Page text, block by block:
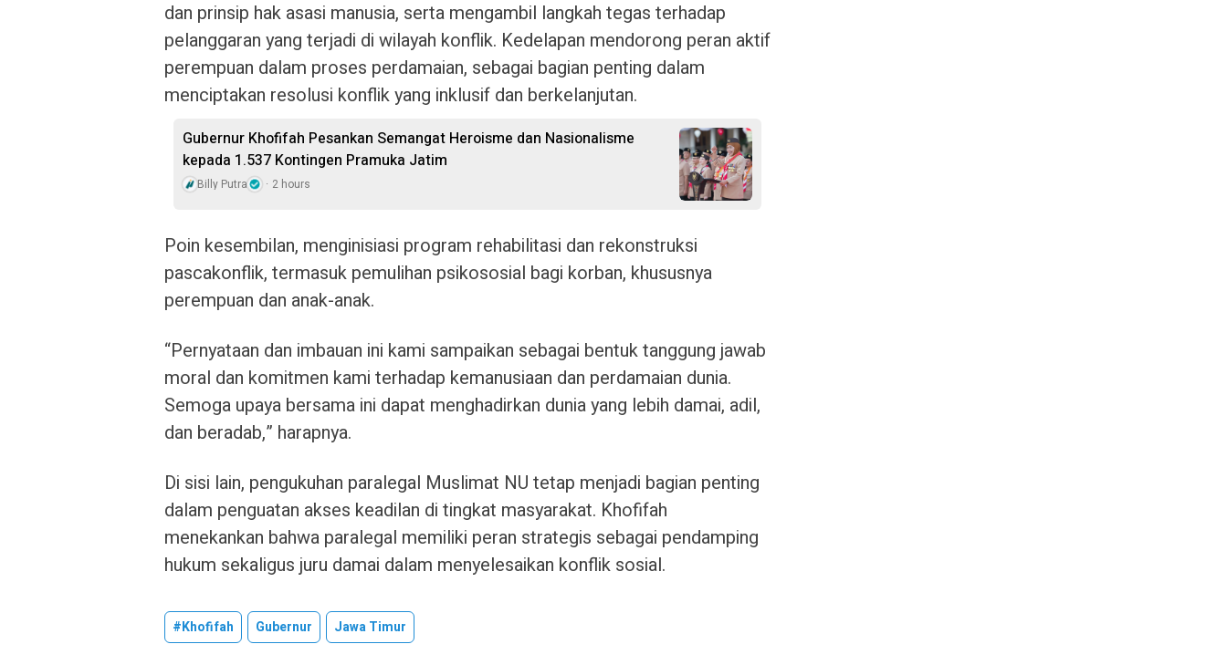
dan prinsip hak asasi manusia, serta mengambil langkah tegas terhadap
pelanggaran yang terjadi di wilayah konflik. Kedelapan mendorong peran aktif
perempuan dalam proses perdamaian, sebagai bagian penting dalam
menciptakan resolusi konflik yang inklusif dan berkelanjutan.
Gubernur Khofifah Pesankan Semangat Heroisme dan Nasionalisme
kepada 1.537 Kontingen Pramuka Jatim
Billy Putra 2 hours
Poin kesembilan, menginisiasi program rehabilitasi dan rekonstruksi
pascakonflik, termasuk pemulihan psikososial bagi korban, khususnya
perempuan dan anak-anak.
“Pernyataan dan imbauan ini kami sampaikan sebagai bentuk tanggung jawab
moral dan komitmen kami terhadap kemanusiaan dan perdamaian dunia.
Semoga upaya bersama ini dapat menghadirkan dunia yang lebih damai, adil,
dan beradab,” harapnya.
Di sisi lain, pengukuhan paralegal Muslimat NU tetap menjadi bagian penting
dalam penguatan akses keadilan di tingkat masyarakat. Khofifah
menekankan bahwa paralegal memiliki peran strategis sebagai pendamping
hukum sekaligus juru damai dalam menyelesaikan konflik sosial.
#Khofifah Gubernur Jawa Timur